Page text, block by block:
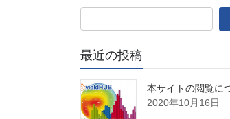
最近の投稿
本サイトの閲覧に
2020年10月16日